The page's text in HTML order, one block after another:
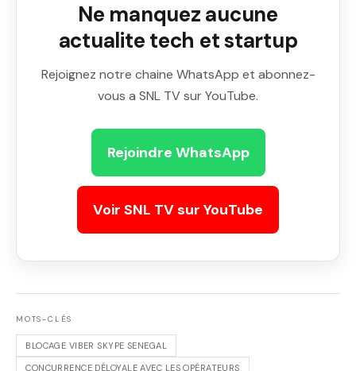
Ne manquez aucune
actualite tech et startup
Rejoignez notre chaine WhatsApp et abonnez-
vous a SNL TV sur YouTube.
Rejoindre WhatsApp
Voir SNL TV sur YouTube
MOTS-CLÉS
BLOCAGE VIBER SKYPE SENEGAL
CONCURRENCE DÉLOYALE AVEC LES OPÉRATEURS